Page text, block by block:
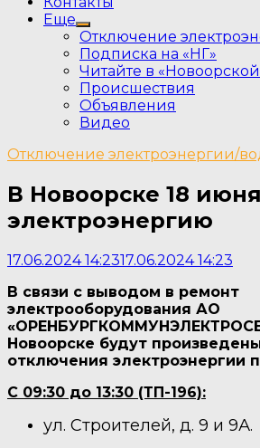
Еще
Show
sub
menu
Отключение
Подписка на «НГ»
Читайте в «Новоорской
Происшествия
Объявления
Видео
Отключение электроэнергии/
В Новоорске 18
электроэнергию
17.06.2024 14:2317.06.2024 14:23
В связи с выводом в ремонт
электрооборудования АО
Новоорске будут
отключения электроэнергии
С 09:30 до 13:30 (ТП-196):
ул. Строителей, д. 9 и 9А.